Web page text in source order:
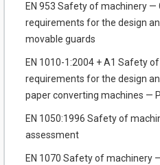
EN 953 Safety of machinery —
requirements for the design
movable guards
EN 1010-1:2004 + A1 Safety
requirements for the design
paper converting machines —
EN 1050:1996 Safety of
assessment
EN 1070 Safety of machinery